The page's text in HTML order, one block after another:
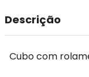
Descrição
Cubo com